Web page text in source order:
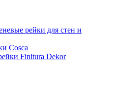
рейки для стен и
Cosca
Finitura Dekor